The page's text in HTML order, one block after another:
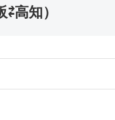
高知）